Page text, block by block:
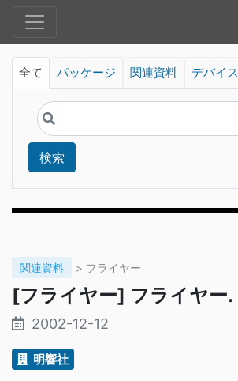
全て パッケージ 関連資料 デバイス
検索
関連資料 > フライヤー
[フライヤー] フライヤー.
2002-12-12
明響社